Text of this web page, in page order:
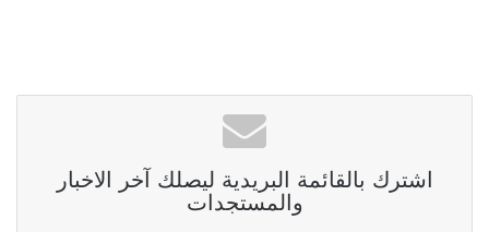
اشترك بالقائمة البريدية ليصلك آخر الاخبار
والمستجدات